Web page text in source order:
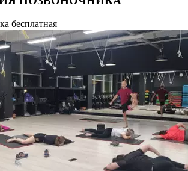
йогатерапии позвоночника является
бесплатная